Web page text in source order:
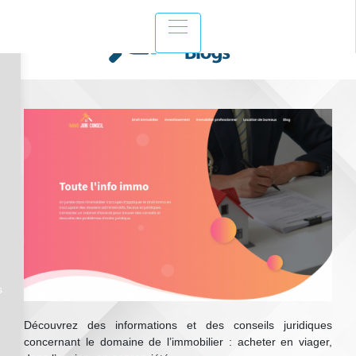
Réglementations immobilières :
investir dans l’immobilier
Découvrez des informations et des conseils juridiques
concernant le domaine de l’immobilier : acheter en viager,